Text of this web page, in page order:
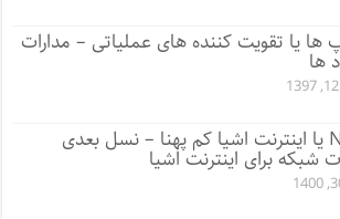
ها یا تقویت کننده های عملیاتی – مدارات
ها
NB-IoT یا اینترنت اشیا کم پهنا – نسل بعدی
شبکه برای اینترنت اشیا